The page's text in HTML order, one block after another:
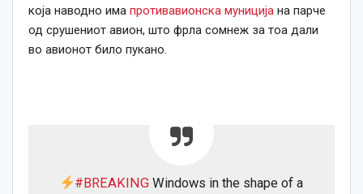
која наводно има противавионска муниција на парче
од срушениот авион, што фрла сомнеж за тоа дали
во авионот било пукано.
#BREAKING Windows in the shape of a